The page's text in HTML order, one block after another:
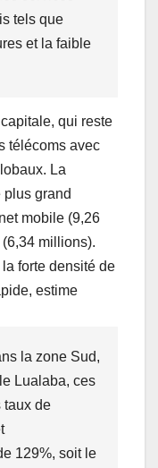
tels que
et la faible
qui reste
télécoms avec
La
grand
mobile (9,26
millions).
forte densité de
estime
la zone Sud,
Lualaba, ces
taux de
129%, soit le